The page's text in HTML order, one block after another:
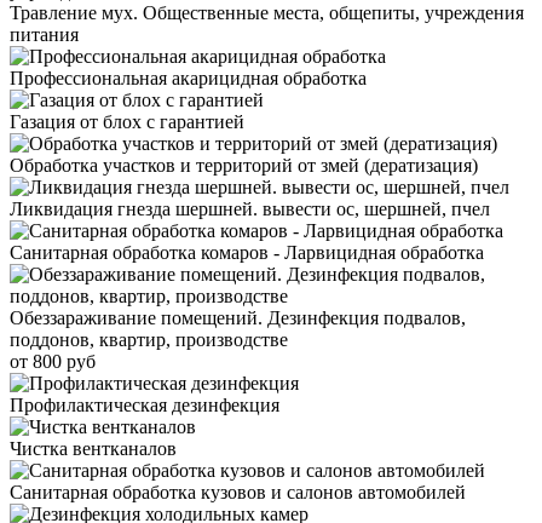
Травление мух. Общественные места, общепиты, учреждения
питания
Профессиональная акарицидная обработка
Газация от блох с гарантией
Обработка участков и территорий от змей (дератизация)
Ликвидация гнезда шершней. вывести ос, шершней, пчел
Санитарная обработка комаров - Ларвицидная обработка
Обеззараживание помещений. Дезинфекция подвалов,
поддонов, квартир, производстве
от 800 руб
Профилактическая дезинфекция
Чистка вентканалов
Санитарная обработка кузовов и салонов автомобилей